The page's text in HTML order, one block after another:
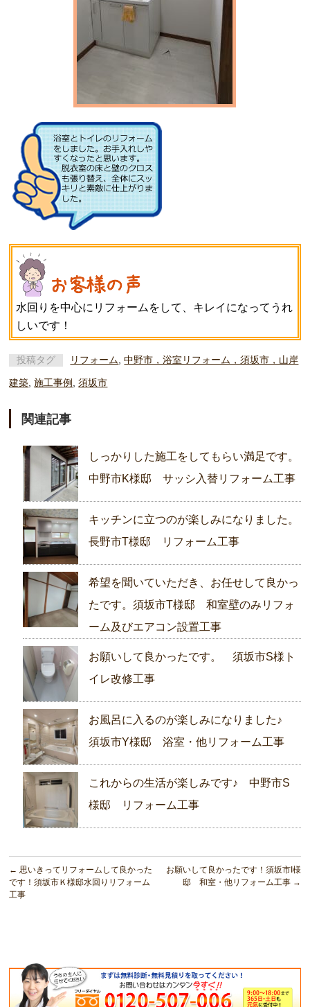
水回りを中心にリフォームをして、キレイになってうれ
しいです！
投稿タグ リフォーム,中野市，浴室リフォーム，須坂市，山岸
建築,施工事例 ,須坂市
関連記事
しっかりした施工をしてもらい満足です。
中野市K様邸 サッシ入替リフォーム工事
キッチンに立つのが楽しみになりました。
長野市T様邸 リフォーム工事
希望を聞いていただき、お任せして良かっ
たです。須坂市T様邸 和室壁のみリフォ
ーム及びエアコン設置工事
お願いして良かったです。 須坂市S様ト
イレ改修工事
お風呂に入るのが楽しみになりました♪
須坂市Y様邸 浴室・他リフォーム工事
これからの生活が楽しみです♪ 中野市S
様邸 リフォーム工事
← 思いきってリフォームして良かった
です！須坂市Ｋ様邸水回りリフォーム
工事
お願いして良かったです！須坂市I様
邸 和室・他リフォーム工事 →